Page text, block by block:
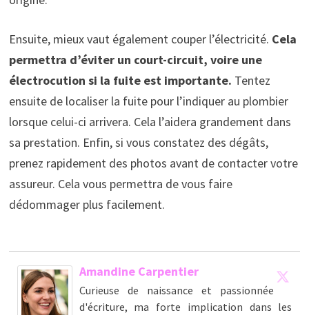
Ensuite, mieux vaut également couper l’électricité. Cela
permettra d’éviter un court-circuit, voire une
électrocution si la fuite est importante. Tentez
ensuite de localiser la fuite pour l’indiquer au plombier
lorsque celui-ci arrivera. Cela l’aidera grandement dans
sa prestation. Enfin, si vous constatez des dégâts,
prenez rapidement des photos avant de contacter votre
assureur. Cela vous permettra de vous faire
dédommager plus facilement.
Amandine Carpentier
Curieuse de naissance et passionnée
d'écriture, ma forte implication dans les